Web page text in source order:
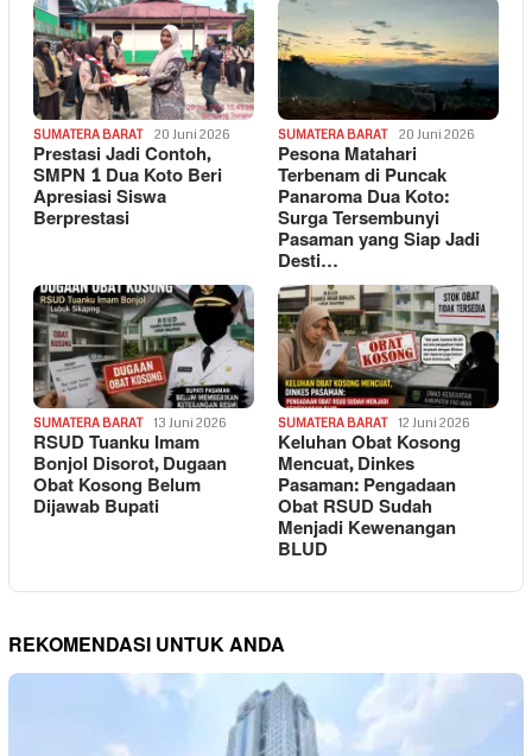
SUMATERA BARAT 20 Juni 2026
Prestasi Jadi Contoh,
SMPN 1 Dua Koto Beri
Apresiasi Siswa
Berprestasi
SUMATERA BARAT 20 Juni 2026
Pesona Matahari
Terbenam di Puncak
Panaroma Dua Koto:
Surga Tersembunyi
Pasaman yang Siap Jadi
Desti…
SUMATERA BARAT 13 Juni 2026
RSUD Tuanku Imam
Bonjol Disorot, Dugaan
Obat Kosong Belum
Dijawab Bupati
SUMATERA BARAT 12 Juni 2026
Keluhan Obat Kosong
Mencuat, Dinkes
Pasaman: Pengadaan
Obat RSUD Sudah
Menjadi Kewenangan
BLUD
REKOMENDASI UNTUK ANDA